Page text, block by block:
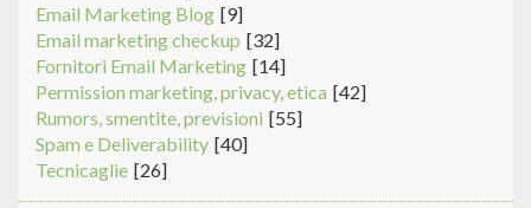
Email Marketing Blog [9]
Email marketing checkup [32]
Fornitori Email Marketing [14]
Permission marketing, privacy, etica [42]
Rumors, smentite, previsioni [55]
Spam e Deliverability [40]
Tecnicaglie [26]